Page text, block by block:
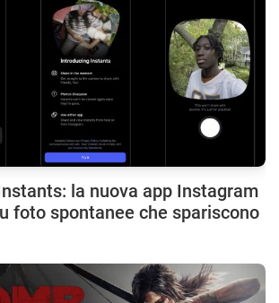
la nuova app Instagram
foto spontanee che spariscono